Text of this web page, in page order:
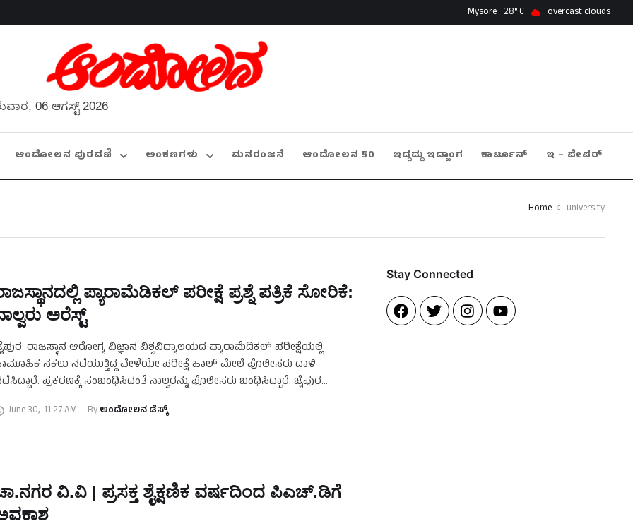
Mysore 28 overcast clouds
06 ಆಗಸ್ಟ್ 2026
ಆಂದೋಲನ ಪುರವಣಿ ಅಂಕಣಗಳು ಮನರಂಜನೆ ಆಂದೋಲನ 50 ಇದ್ದದ್ದು ಇದ್ಹಾಂಗ ಕಾರ್ಟೂನ್ ಇ – ಪೇಪರ್
Home university
ಪ್ಯಾರಾಮೆಡಿಕಲ್‌ ಪರೀಕ್ಷೆ ಪ್ರಶ್ನೆ ಪತ್ರಿಕೆ ಸೋರಿಕೆ:
ಅರೆಸ್ಟ್‌
ರಾಜಸ್ಥಾನ ಆರೋಗ್ಯ ವಿಜ್ಞಾನ ವಿಶ್ವವಿದ್ಯಾಲಯದ ಪ್ಯಾರಾಮೆಡಿಕಲ್‌ ಪರೀಕ್ಷೆಯಲ್ಲಿ
ನಕಲು ನಡೆಯುತ್ತಿದ್ದ ವೇಳೆಯೇ ಪರೀಕ್ಷೆ ಹಾಲ್‌ ಮೇಲೆ ಪೊಲೀಸರು ದಾಳಿ
ಪ್ರಕರಣಕ್ಕೆ ಸಂಬಂಧಿಸಿದಂತೆ ನಾಲ್ವರನ್ನು ಪೊಲೀಸರು ಬಂಧಿಸಿದ್ದಾರೆ. ಜೈಪುರ
June 30, 11:27 AM By ಆಂದೋಲನ ಡೆಸ್ಕ್
ವಿ.ವಿ | ಪ್ರಸಕ್ತ ಶೈಕ್ಷಣಿಕ ವರ್ಷದಿಂದ ಪಿಎಚ್‌.ಡಿಗೆ
Stay Connected​